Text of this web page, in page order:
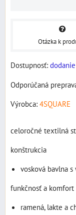
Otázka k
Dostupnosť:
Výrobca: 4SQUARE
celoročné textilná
konštrukcia
vosková bavlna
funkčnosť a komfort
ramená, lakte a